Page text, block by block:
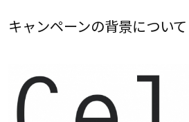
キャンペーンの背景について